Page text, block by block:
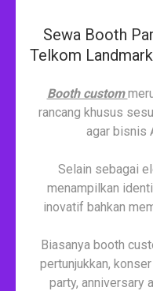
Sewa Booth
Telkom
Booth custom
rancang khusus
agar bisnis
Selain sebagai
menampilkan
inovatif bahkan
Biasanya booth
pertunjukkan,
party, anniversary